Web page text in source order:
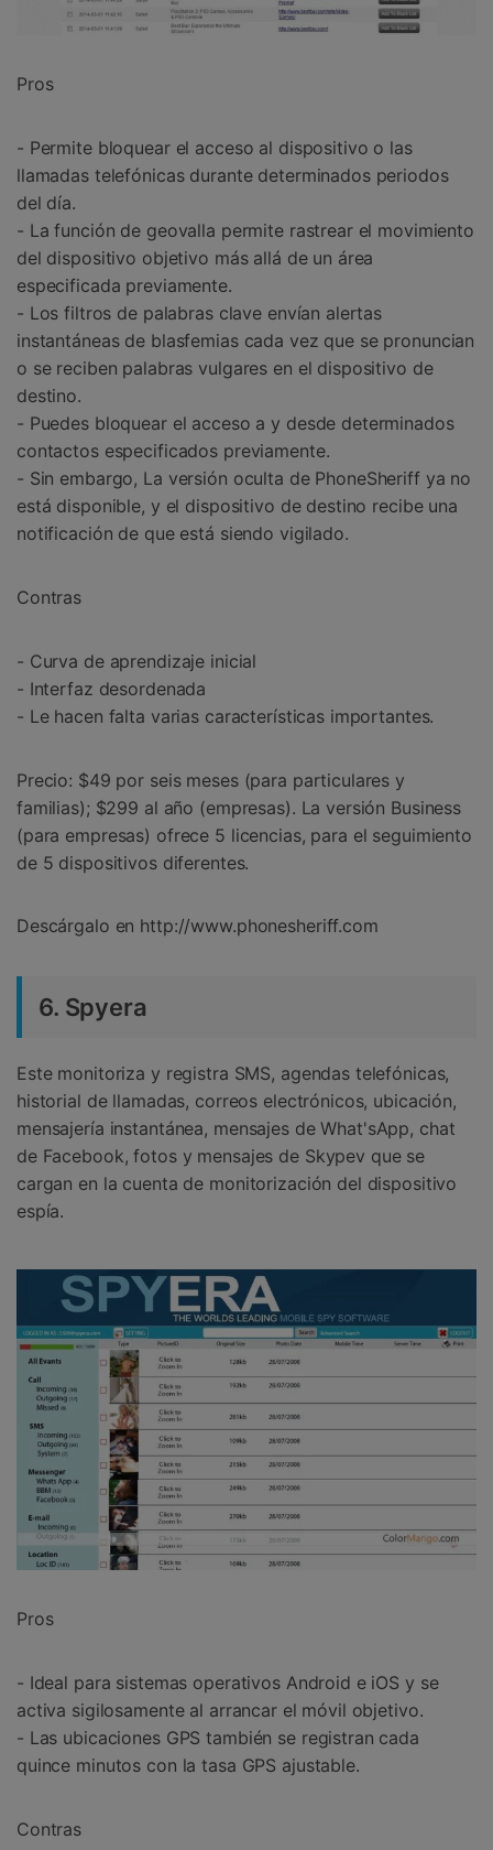
Pros
- Permite bloquear el acceso al dispositivo o las
llamadas telefónicas durante determinados periodos
del día.
- La función de geovalla permite rastrear el movimiento
del dispositivo objetivo más allá de un área
especificada previamente.
- Los filtros de palabras clave envían alertas
instantáneas de blasfemias cada vez que se pronuncian
o se reciben palabras vulgares en el dispositivo de
destino.
- Puedes bloquear el acceso a y desde determinados
contactos especificados previamente.
- Sin embargo, La versión oculta de PhoneSheriff ya no
está disponible, y el dispositivo de destino recibe una
notificación de que está siendo vigilado.
Contras
- Curva de aprendizaje inicial
- Interfaz desordenada
- Le hacen falta varias características importantes.
Precio: $49 por seis meses (para particulares y
familias); $299 al año (empresas). La versión Business
(para empresas) ofrece 5 licencias, para el seguimiento
de 5 dispositivos diferentes.
Descárgalo en http://www.phonesheriff.com
6. Spyera
Este monitoriza y registra SMS, agendas telefónicas,
historial de llamadas, correos electrónicos, ubicación,
mensajería instantánea, mensajes de What'sApp, chat
de Facebook, fotos y mensajes de Skypev que se
cargan en la cuenta de monitorización del dispositivo
espía.
Pros
- Ideal para sistemas operativos Android e iOS y se
activa sigilosamente al arrancar el móvil objetivo.
- Las ubicaciones GPS también se registran cada
quince minutos con la tasa GPS ajustable.
Contras